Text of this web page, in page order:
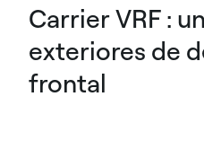
Carrier VRF :
exteriores de
frontal